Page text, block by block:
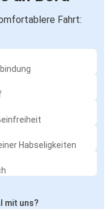
Fahrt:
Habseligkeiten
mit uns?